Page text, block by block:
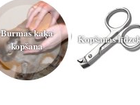
Burmas kaķa
kopšana
Kopšanas